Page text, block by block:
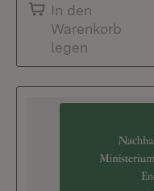
In den
Warenkorb
legen